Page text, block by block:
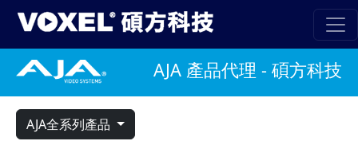
AJA 產品代理 - 碩方科技
AJA全系列產品